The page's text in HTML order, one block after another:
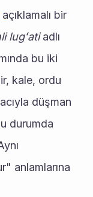
açıklamalı bir
lugʻati adlı
bu iki
kale, ordu
düşman
durumda
anlamlarına